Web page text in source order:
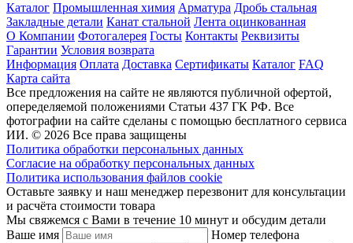
Каталог Промышленная химия Арматура Дробь стальная
Закладные детали Канат стальной Лента оцинкованная
О Компании Фотогалерея Госты Контакты Реквизиты
Гарантии Условия возврата
Информация Оплата Доставка Сертификаты Каталог FAQ
Карта сайта
Все предложения на сайте не являются публичной офертой,
опеределяемой положениями Статьи 437 ГК РФ. Все
фотографии на сайте сделаны с помощью бесплатного сервиса
ИИ. © 2026 Все права защищены
Политика обработки персональных данных
Согласие на обработку персональных данных
Политика использования файлов cookie
Оставьте заявку и наш менеджер перезвонит для консультации
и расчёта стоимости товара
Мы свяжемся с Вами в течение 10 минут и обсудим детали
Ваше имя
Номер телефона